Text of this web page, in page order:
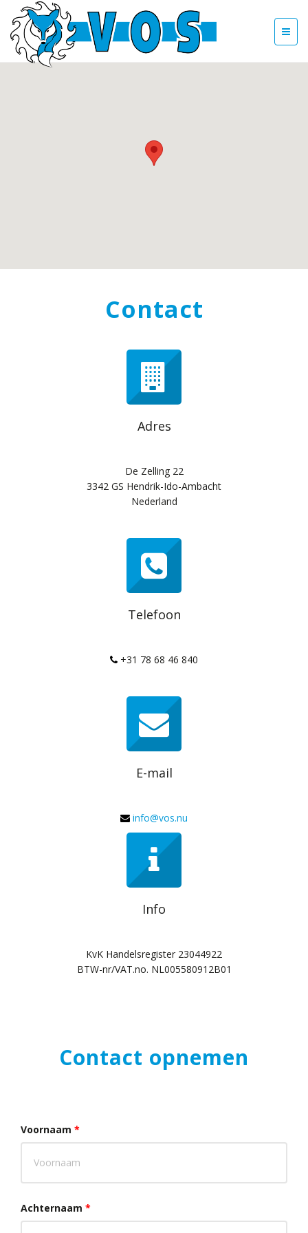
Contact
Adres
De Zelling 22
3342 GS Hendrik-Ido-Ambacht
Nederland
Telefoon
+31 78 68 46 840
E-mail
info@vos.nu
Info
KvK Handelsregister 23044922
BTW-nr/VAT.no. NL005580912B01
Contact opnemen
Voornaam *
Achternaam *